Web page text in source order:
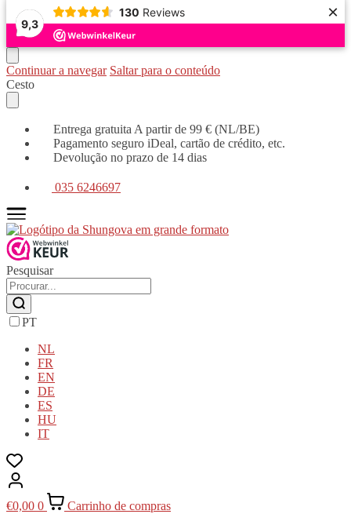
9,3
130 Reviews ×
Continuar a navegar Saltar para o conteúdo
Cesto
Entrega gratuita A partir de 99 € (NL/BE)
Pagamento seguro iDeal, cartão de crédito, etc.
Devolução no prazo de 14 dias
035 6246697
Pesquisar
PT
NL
FR
EN
DE
ES
HU
IT
€0,00 0
Carrinho de compras